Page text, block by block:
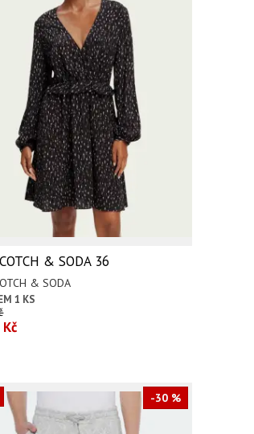
& SODA 36
& SODA
1 KS
-30 %